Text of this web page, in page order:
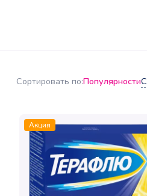
Сортировать по:Популярности
Акция